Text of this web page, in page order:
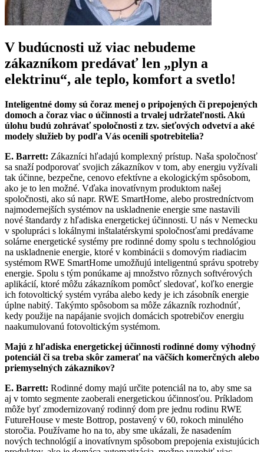
V budúcnosti už viac nebudeme
zákazníkom predávať len „plyn a
elektrinu“, ale teplo, komfort a svetlo!
Inteligentné domy sú čoraz menej o pripojených či prepojených
domoch a čoraz viac o účinnosti a trvalej udržateľnosti. Akú
úlohu budú zohrávať spoločnosti z tzv. sieťových odvetví a aké
modely služieb by podľa Vás ocenili spotrebitelia?
E. Barrett: Zákazníci hľadajú komplexný prístup. Naša spoločnosť
sa snaží podporovať svojich zákazníkov v tom, aby energiu vyžívali
tak účinne, bezpečne, cenovo efektívne a ekologickým spôsobom,
ako je to len možné. Vďaka inovatívnym produktom našej
spoločnosti, ako sú napr. RWE SmartHome, alebo prostredníctvom
najmodernejších systémov na uskladnenie energie sme nastavili
nové štandardy z hľadiska energetickej účinnosti. U nás v Nemecku
v spolupráci s lokálnymi inštalatérskymi spoločnosťami predávame
solárne energetické systémy pre rodinné domy spolu s technológiou
na uskladnenie energie, ktoré v kombinácii s domovým riadiacim
systémom RWE SmartHome umožňujú inteligentnú správu spotreby
energie. Spolu s tým ponúkame aj množstvo rôznych softvérových
aplikácií, ktoré môžu zákazníkom pomôcť sledovať, koľko energie
ich fotovoltický systém vyrába alebo kedy je ich zásobník energie
úplne nabitý. Takýmto spôsobom sa môže zákazník rozhodnúť,
kedy použije na napájanie svojich domácich spotrebičov energiu
naakumulovanú fotovoltickým systémom.
Majú z hľadiska energetickej účinnosti rodinné domy výhodný
potenciál či sa treba skôr zamerať na väčších komerčných alebo
priemyselných zákazníkov?
E. Barrett: Rodinné domy majú určite potenciál na to, aby sme sa
aj v tomto segmente zaoberali energetickou účinnosťou. Príkladom
môže byť zmodernizovaný rodinný dom pre jednu rodinu RWE
FutureHouse v meste Bottrop, postavený v 60, rokoch minulého
storočia. Používame ho na to, aby sme ukázali, že nasadením
nových technológií a inovatívnym spôsobom prepojenia existujúcich